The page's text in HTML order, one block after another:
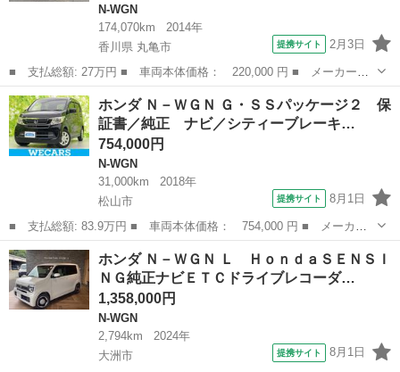
N-WGN
174,070km
2014年
香川県 丸亀市
提携サイト 2月3日
■ 支払総額: 27万円 ■ 車両本体価格： 220,000 円 ■ メーカー
名： ホンダ ■ 車種名： Ｎ－ＷＧＮカスタム ■ グレード名：
Ｇ ギャザーズナビ ドライブレコーダー プッシュスタート スマ
ートキー オート...
香川 丸亀市 N-WGN
ホンダ Ｎ－ＷＧＮ Ｇ・ＳＳパッケージ２ 保
証書／純正 ナビ／シティーブレーキ…
754,000円
N-WGN
31,000km
2018年
松山市
提携サイト 8月1日
■ 支払総額: 83.9万円 ■ 車両本体価格： 754,000 円 ■ メーカー
名： ホンダ ■ 車種名： Ｎ－ＷＧＮ ■ グレード名： Ｇ・ＳＳ
パッケージ２ 保証書／純正 ナビ／シティーブレーキアクティブシ
ステム（ホン...
愛媛 松山市 N-WGN
ホンダ Ｎ－ＷＧＮ Ｌ ＨｏｎｄａＳＥＮＳＩ
ＮＧ純正ナビＥＴＣドライブレコーダ…
1,358,000円
N-WGN
2,794km
2024年
大洲市
提携サイト 8月1日